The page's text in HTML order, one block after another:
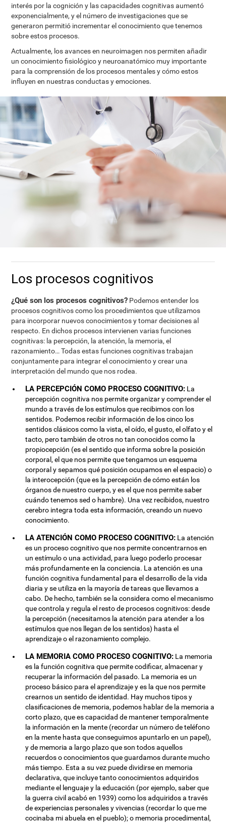
interés por la cognición y las capacidades cognitivas aumentó
exponencialmente, y el número de investigaciones que se
generaron permitió incrementar el conocimiento que tenemos
sobre estos procesos.
Actualmente, los avances en neuroimagen nos permiten añadir
un conocimiento fisiológico y neuroanatómico muy importante
para la comprensión de los procesos mentales y cómo estos
influyen en nuestras conductas y emociones.
Los procesos cognitivos
¿Qué son los procesos cognitivos? Podemos entender los
procesos cognitivos como los procedimientos que utilizamos
para incorporar nuevos conocimientos y tomar decisiones al
respecto. En dichos procesos intervienen varias funciones
cognitivas: la percepción, la atención, la memoria, el
razonamiento… Todas estas funciones cognitivas trabajan
conjuntamente para integrar el conocimiento y crear una
interpretación del mundo que nos rodea.
LA PERCEPCIÓN COMO PROCESO COGNITIVO: La
percepción cognitiva nos permite organizar y comprender el
mundo a través de los estímulos que recibimos con los
sentidos. Podemos recibir información de los cinco los
sentidos clásicos como la vista, el oído, el gusto, el olfato y el
tacto, pero también de otros no tan conocidos como la
propiocepción (es el sentido que informa sobre la posición
corporal, el que nos permite que tengamos un esquema
corporal y sepamos qué posición ocupamos en el espacio) o
la interocepción (que es la percepción de cómo están los
órganos de nuestro cuerpo, y es el que nos permite saber
cuándo tenemos sed o hambre). Una vez recibidos, nuestro
cerebro integra toda esta información, creando un nuevo
conocimiento.
LA ATENCIÓN COMO PROCESO COGNITIVO: La atención
es un proceso cognitivo que nos permite concentrarnos en
un estímulo o una actividad, para luego poderlo procesar
más profundamente en la conciencia. La atención es una
función cognitiva fundamental para el desarrollo de la vida
diaria y se utiliza en la mayoría de tareas que llevamos a
cabo. De hecho, también se la considera como el mecanismo
que controla y regula el resto de procesos cognitivos: desde
la percepción (necesitamos la atención para atender a los
estímulos que nos llegan de los sentidos) hasta el
aprendizaje o el razonamiento complejo.
LA MEMORIA COMO PROCESO COGNITIVO: La memoria
es la función cognitiva que permite codificar, almacenar y
recuperar la información del pasado. La memoria es un
proceso básico para el aprendizaje y es la que nos permite
crearnos un sentido de identidad. Hay muchos tipos y
clasificaciones de memoria, podemos hablar de la memoria a
corto plazo, que es capacidad de mantener temporalmente
la información en la mente (recordar un número de teléfono
en la mente hasta que conseguimos apuntarlo en un papel),
y de memoria a largo plazo que son todos aquellos
recuerdos o conocimientos que guardamos durante mucho
más tiempo. Esta a su vez puede dividirse en memoria
declarativa, que incluye tanto conocimientos adquiridos
mediante el lenguaje y la educación (por ejemplo, saber que
la guerra civil acabó en 1939) como los adquiridos a través
de experiencias personales y vivencias (recordar lo que me
cocinaba mi abuela en el pueblo); o memoria procedimental,